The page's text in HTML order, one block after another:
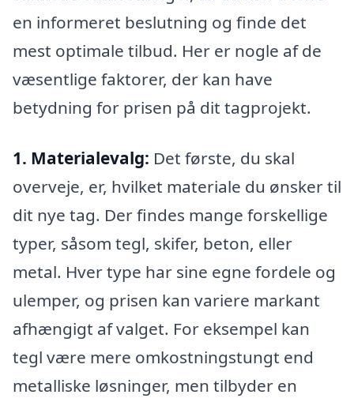
en informeret beslutning og finde det
mest optimale tilbud. Her er nogle af de
væsentlige faktorer, der kan have
betydning for prisen på dit tagprojekt.
1. Materialevalg: Det første, du skal
overveje, er, hvilket materiale du ønsker til
dit nye tag. Der findes mange forskellige
typer, såsom tegl, skifer, beton, eller
metal. Hver type har sine egne fordele og
ulemper, og prisen kan variere markant
afhængigt af valget. For eksempel kan
tegl være mere omkostningstungt end
metalliske løsninger, men tilbyder en